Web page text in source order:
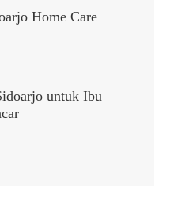
Home Care
untuk Ibu